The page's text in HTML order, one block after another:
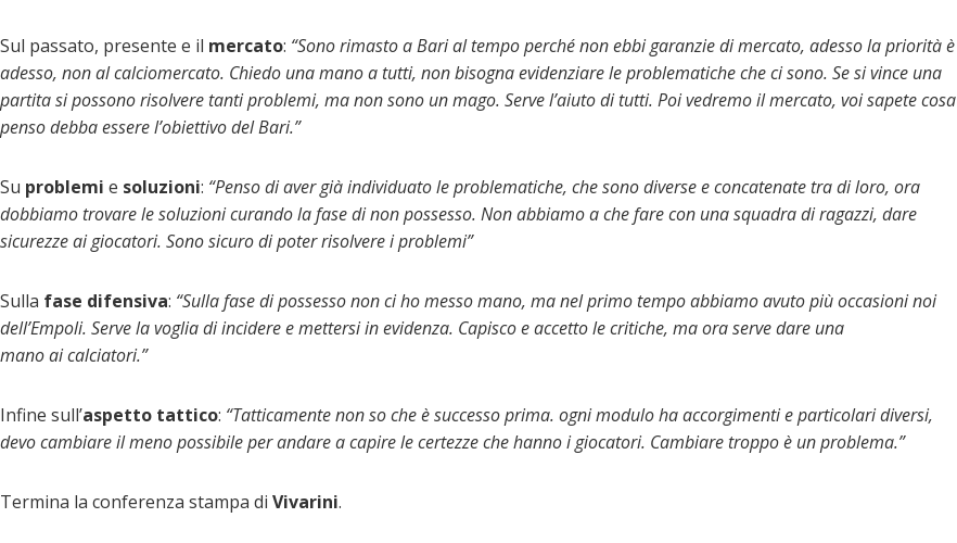
Sul passato, presente e il mercato: “Sono rimasto a Bari al tempo perché non ebbi garanzie di mercato, adesso la priorità è
adesso, non al calciomercato. Chiedo una mano a tutti, non bisogna evidenziare le problematiche che ci sono. Se si vince una
partita si possono risolvere tanti problemi, ma non sono un mago. Serve l’aiuto di tutti. Poi vedremo il mercato, voi sapete cosa
penso debba essere l’obiettivo del Bari.”
Su problemi e soluzioni: “Penso di aver già individuato le problematiche, che sono diverse e concatenate tra di loro, ora
dobbiamo trovare le soluzioni curando la fase di non possesso. Non abbiamo a che fare con una squadra di ragazzi, dare
sicurezze ai giocatori. Sono sicuro di poter risolvere i problemi”
Sulla fase difensiva: “Sulla fase di possesso non ci ho messo mano, ma nel primo tempo abbiamo avuto più occasioni noi
dell’Empoli. Serve la voglia di incidere e mettersi in evidenza. Capisco e accetto le critiche, ma ora serve dare una
mano ai calciatori.”
Infine sull’aspetto tattico: “Tatticamente non so che è successo prima. ogni modulo ha accorgimenti e particolari diversi,
devo cambiare il meno possibile per andare a capire le certezze che hanno i giocatori. Cambiare troppo è un problema.”
Termina la conferenza stampa di Vivarini.